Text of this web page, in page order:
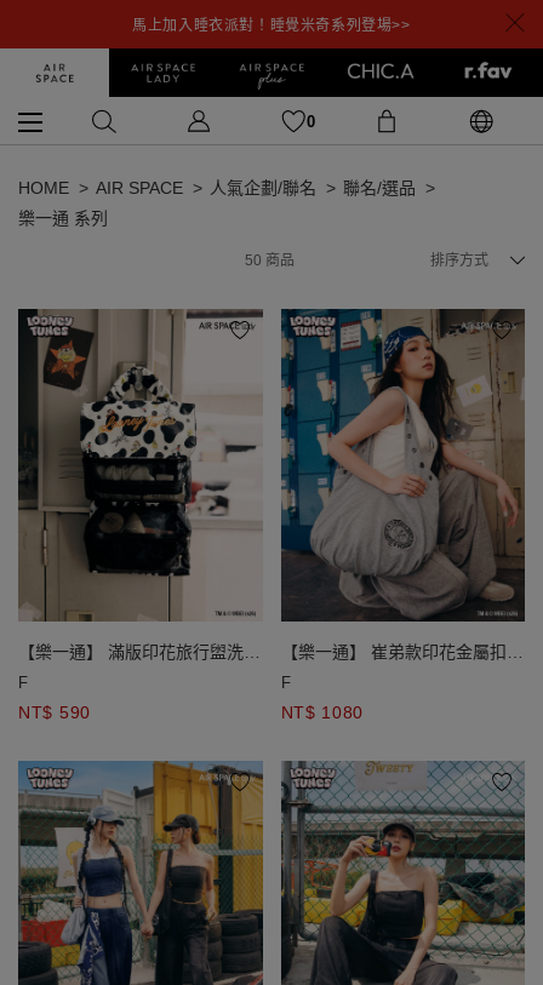
馬上加入睡衣派對！睡覺米奇系列登場>>
0
HOME AIR SPACE 人氣企劃/聯名
聯名/選品
樂一通 系列
50 商品 排序方式
【樂一通】 滿版印花旅行盥洗收
納包
F
NT$ 590
【樂一通】 崔弟款印花金屬扣眼
裝飾流浪包
F
NT$ 1080